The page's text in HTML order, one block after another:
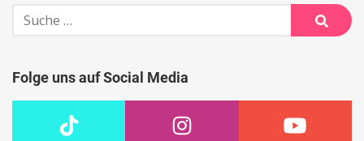
Suche
nach:
Suche
Folge uns auf Social Media